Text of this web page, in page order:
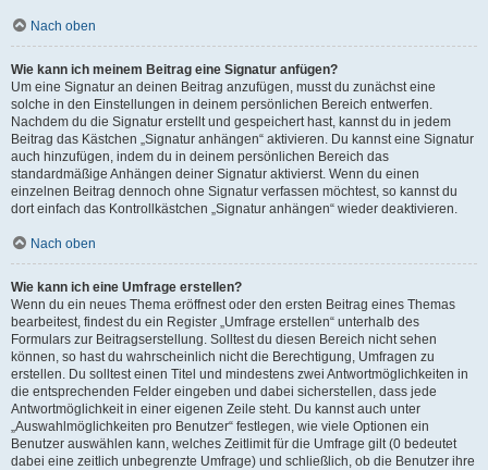
Nach oben
Wie kann ich meinem Beitrag eine Signatur anfügen?
Um eine Signatur an deinen Beitrag anzufügen, musst du zunächst eine
solche in den Einstellungen in deinem persönlichen Bereich entwerfen.
Nachdem du die Signatur erstellt und gespeichert hast, kannst du in jedem
Beitrag das Kästchen „Signatur anhängen“ aktivieren. Du kannst eine Signatur
auch hinzufügen, indem du in deinem persönlichen Bereich das
standardmäßige Anhängen deiner Signatur aktivierst. Wenn du einen
einzelnen Beitrag dennoch ohne Signatur verfassen möchtest, so kannst du
dort einfach das Kontrollkästchen „Signatur anhängen“ wieder deaktivieren.
Nach oben
Wie kann ich eine Umfrage erstellen?
Wenn du ein neues Thema eröffnest oder den ersten Beitrag eines Themas
bearbeitest, findest du ein Register „Umfrage erstellen“ unterhalb des
Formulars zur Beitragserstellung. Solltest du diesen Bereich nicht sehen
können, so hast du wahrscheinlich nicht die Berechtigung, Umfragen zu
erstellen. Du solltest einen Titel und mindestens zwei Antwortmöglichkeiten in
die entsprechenden Felder eingeben und dabei sicherstellen, dass jede
Antwortmöglichkeit in einer eigenen Zeile steht. Du kannst auch unter
„Auswahlmöglichkeiten pro Benutzer“ festlegen, wie viele Optionen ein
Benutzer auswählen kann, welches Zeitlimit für die Umfrage gilt (0 bedeutet
dabei eine zeitlich unbegrenzte Umfrage) und schließlich, ob die Benutzer ihre